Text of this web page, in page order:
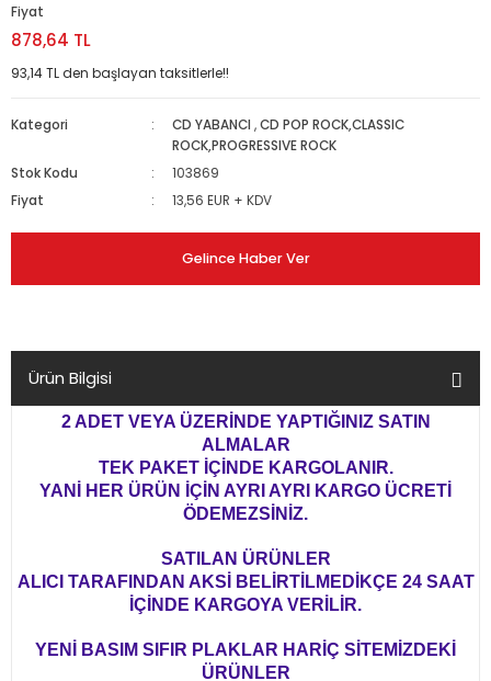
Fiyat
878,64 TL
93,14 TL den başlayan taksitlerle!!
Kategori CD YABANCI ,CD POP ROCK,CLASSIC
ROCK,PROGRESSIVE ROCK
Stok Kodu
103869
Fiyat
13,56 EUR + KDV
Gelince Haber Ver
Ürün Bilgisi
2 ADET VEYA ÜZERİNDE YAPTIĞINIZ SATIN
ALMALAR
TEK PAKET İÇİNDE KARGOLANIR.
YANİ HER ÜRÜN İÇİN AYRI AYRI KARGO ÜCRETİ
ÖDEMEZSİNİZ.
SATILAN ÜRÜNLER
ALICI TARAFINDAN AKSİ BELİRTİLMEDİKÇE 24 SAAT
İÇİNDE KARGOYA VERİLİR.
YENİ BASIM SIFIR PLAKLAR HARİÇ SİTEMİZDEKİ
ÜRÜNLER